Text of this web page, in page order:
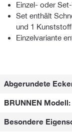
Einzel- oder
Set enthält
und 1
Einzelvariante
Abgerundete
BRUNNEN Modell:
Besondere